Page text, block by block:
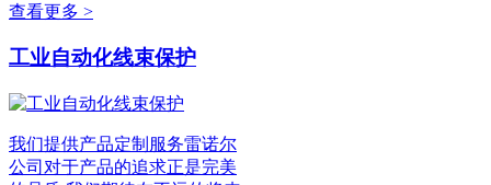
查看更多 >
工业自动化线束保护
我们提供产品定制服务雷诺尔
公司对于产品的追求正是完美